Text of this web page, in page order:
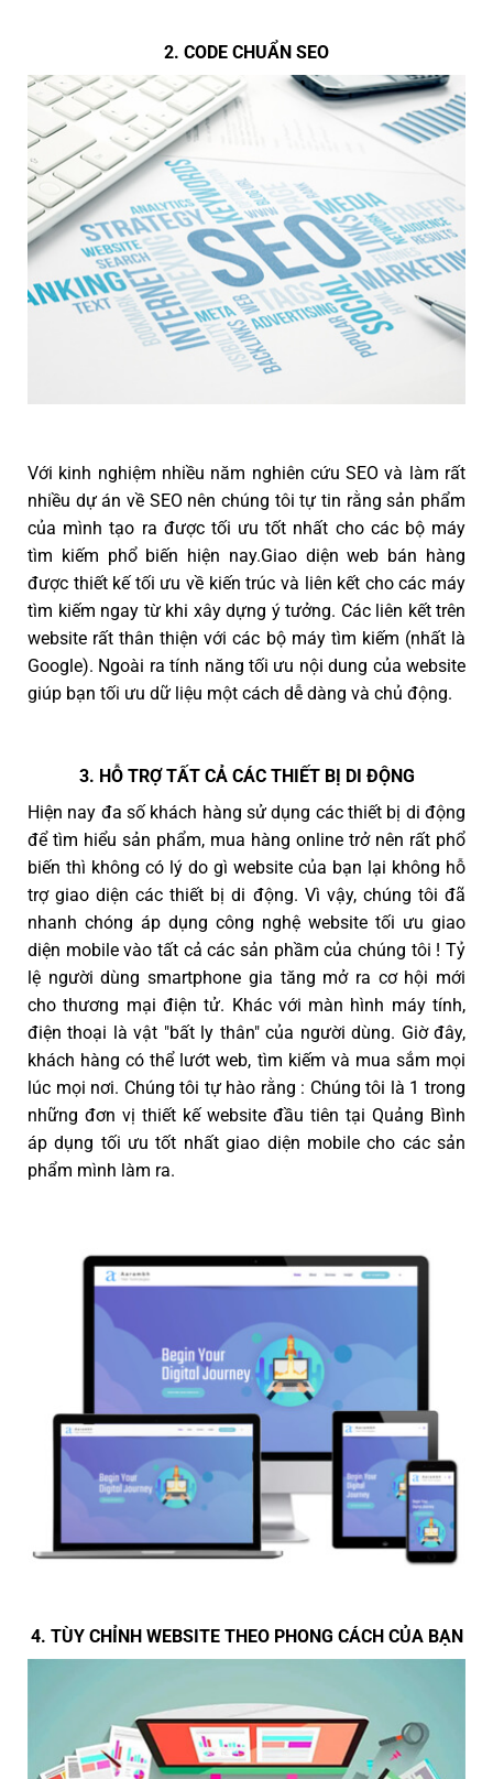
2. CODE CHUẨN SEO
Với kinh nghiệm nhiều năm nghiên cứu SEO và làm rất
nhiều dự án về SEO nên chúng tôi tự tin rằng sản phẩm
của mình tạo ra được tối ưu tốt nhất cho các bộ máy
tìm kiếm phổ biến hiện nay.Giao diện web bán hàng
được thiết kế tối ưu về kiến trúc và liên kết cho các máy
tìm kiếm ngay từ khi xây dựng ý tưởng. Các liên kết trên
website rất thân thiện với các bộ máy tìm kiếm (nhất là
Google). Ngoài ra tính năng tối ưu nội dung của website
giúp bạn tối ưu dữ liệu một cách dễ dàng và chủ động.
3. HỖ TRỢ TẤT CẢ CÁC THIẾT BỊ DI ĐỘNG
Hiện nay đa số khách hàng sử dụng các thiết bị di động
để tìm hiểu sản phẩm, mua hàng online trở nên rất phổ
biến thì không có lý do gì website của bạn lại không hỗ
trợ giao diện các thiết bị di động. Vì vậy, chúng tôi đã
nhanh chóng áp dụng công nghệ website tối ưu giao
diện mobile vào tất cả các sản phầm của chúng tôi ! Tỷ
lệ người dùng smartphone gia tăng mở ra cơ hội mới
cho thương mại điện tử. Khác với màn hình máy tính,
điện thoại là vật "bất ly thân" của người dùng. Giờ đây,
khách hàng có thể lướt web, tìm kiếm và mua sắm mọi
lúc mọi nơi. Chúng tôi tự hào rằng : Chúng tôi là 1 trong
những đơn vị thiết kế website đầu tiên tại Quảng Bình
áp dụng tối ưu tốt nhất giao diện mobile cho các sản
phẩm mình làm ra.
4. TÙY CHỈNH WEBSITE THEO PHONG CÁCH CỦA BẠN